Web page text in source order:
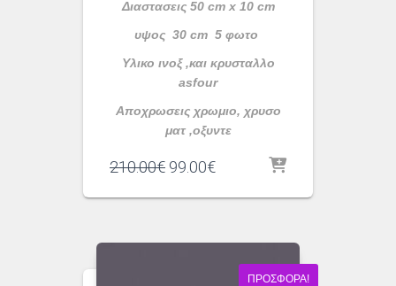
Διαστασεις 50 cm x 10 cm
υψος 30 cm 5 φωτο
Υλικο ινοξ ,και κρυσταλλο
asfour
Αποχρωσεις χρωμιο, χρυσο
ματ ,οξυντε
210.00€ Original
was:
99.00€Η
τιμή
99.00€.
ΠΡΟΣΦΟΡΆ!